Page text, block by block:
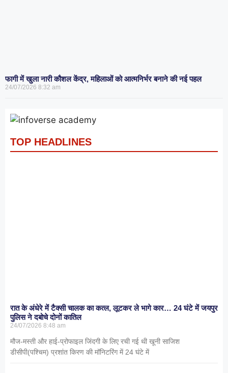
फागी में खुला नारी कौशल केंद्र, महिलाओं को आत्मनिर्भर बनाने की नई पहल
24/07/2026 8:32 am
TOP HEADLINES
रात के अंधेरे में टैक्सी चालक का कत्ल, लूटकर ले भागे कार… 24 घंटे में जयपुर
पुलिस ने दबोचे दोनों कातिल
24/07/2026 8:48 am
मौज-मस्ती और हाई-प्रोफाइल जिंदगी के लिए रची गई थी खूनी साजिश
डीसीपी(पश्चिम) प्रशांत किरण की मॉनिटरिंग में 24 घंटे में